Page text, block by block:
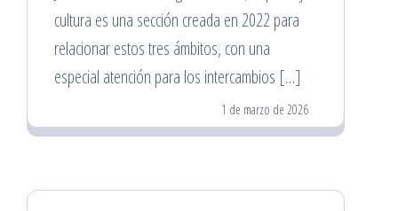
cultura es una sección creada en 2022 para
relacionar estos tres ámbitos, con una
especial atención para los intercambios […]
1 de marzo de 2026